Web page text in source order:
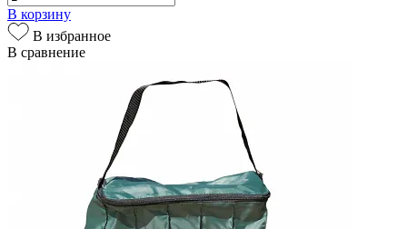
В корзину
В избранное
В сравнение